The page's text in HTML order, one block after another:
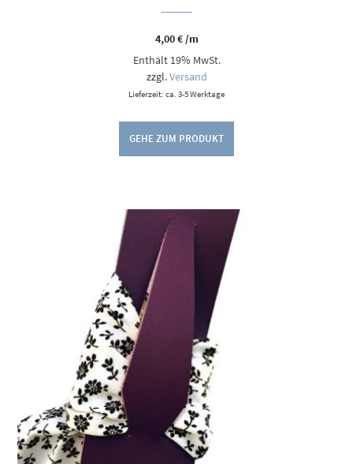
4,00€/m
Enthält 19% MwSt.
zzgl.Versand
Lieferzeit: ca. 3-5 Werktage
GEHE ZUM PRODUKT